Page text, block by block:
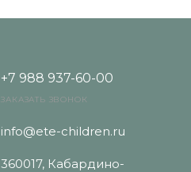
+7 988 937-60-00
ЗАКАЗАТЬ ЗВОНОК
info@ete-children.ru
360017, Кабардино-